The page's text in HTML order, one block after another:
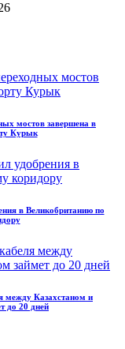
мостов завершена в
Курык
в Великобританию по
между Казахстаном и
до 20 дней